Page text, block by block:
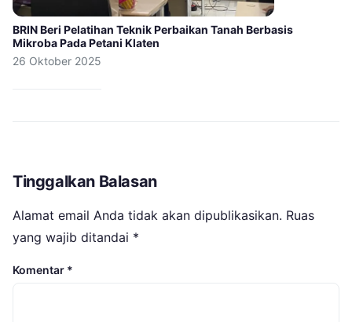
BRIN Beri Pelatihan Teknik Perbaikan Tanah Berbasis
Mikroba Pada Petani Klaten
26 Oktober 2025
Tinggalkan Balasan
Alamat email Anda tidak akan dipublikasikan. Ruas
yang wajib ditandai *
Komentar *